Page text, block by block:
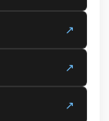
↗
↗
↗